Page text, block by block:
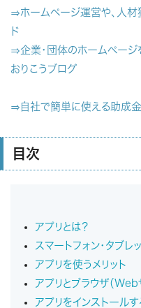
⇒ホームページ運営や、人
ド
⇒企業・団体のホームページ
おりこうブログ
⇒自社で簡単に使える助成
目次
アプリとは？
スマートフォン・タブレ
アプリを使うメリット
アプリとブラウザ（
アプリをインストール